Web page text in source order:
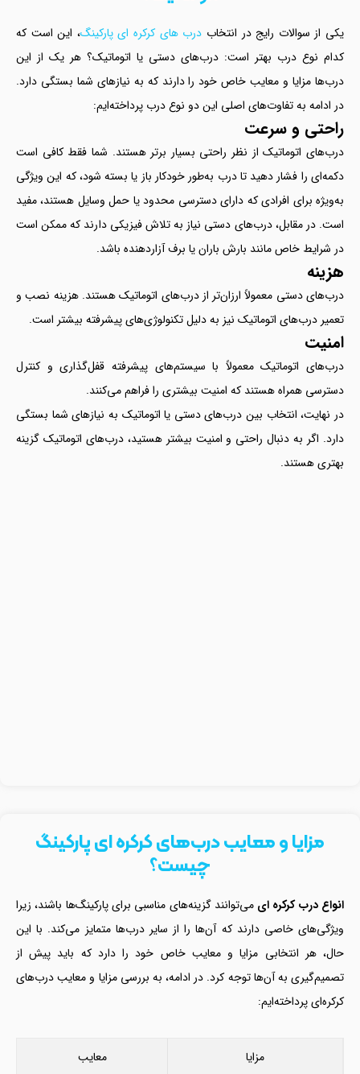
یکی از سوالات رایج در انتخابدرب های کرکره ای پارکینگ، این است که
کدام نوع درب بهتر است: درب‌های دستی یا اتوماتیک؟ هر یک از این
درب‌ها مزایا و معایب خاص خود را دارند که به نیازهای شما بستگی دارد.
در ادامه به تفاوت‌های اصلی این دو نوع درب پرداخته‌ایم:
راحتی و سرعت
درب‌های اتوماتیک از نظر راحتی بسیار برتر هستند. شما فقط کافی است
دکمه‌ای را فشار دهید تا درب به‌طور خودکار باز یا بسته شود، که این ویژگی
به‌ویژه برای افرادی که دارای دسترسی محدود یا حمل وسایل هستند، مفید
است. در مقابل، درب‌های دستی نیاز به تلاش فیزیکی دارند که ممکن است
در شرایط خاص مانند بارش باران یا برف آزاردهنده باشد.
هزینه
درب‌های دستی معمولاً ارزان‌تر از درب‌های اتوماتیک هستند. هزینه نصب و
تعمیر درب‌های اتوماتیک نیز به دلیل تکنولوژی‌های پیشرفته بیشتر است.
امنیت
درب‌های اتوماتیک معمولاً با سیستم‌های پیشرفته قفل‌گذاری و کنترل
دسترسی همراه هستند که امنیت بیشتری را فراهم می‌کنند.
در نهایت، انتخاب بین درب‌های دستی یا اتوماتیک به نیازهای شما بستگی
دارد. اگر به دنبال راحتی و امنیت بیشتر هستید، درب‌های اتوماتیک گزینه
بهتری هستند.
مزایا و معایب درب‌های کرکره ای پارکینگ
چیست؟
انواع درب کرکره ایمی‌توانند گزینه‌های مناسبی برای پارکینگ‌ها باشند، زیرا
ویژگی‌های خاصی دارند که آن‌ها را از سایر درب‌ها متمایز می‌کند. با این
حال، هر انتخابی مزایا و معایب خاص خود را دارد که باید پیش از
تصمیم‌گیری به آن‌ها توجه کرد. در ادامه، به بررسی مزایا و معایب درب‌های
کرکره‌ای پرداخته‌ایم:
مزایا معایب